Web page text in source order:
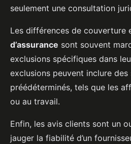
seulement une consultation
Les différences de couverture
d’assurance sont souvent
exclusions spécifiques dans
exclusions peuvent inclure des
préédéterminés, tels que les
ou au travail.
Enfin, les avis clients sont un
jauger la fiabilité d’un